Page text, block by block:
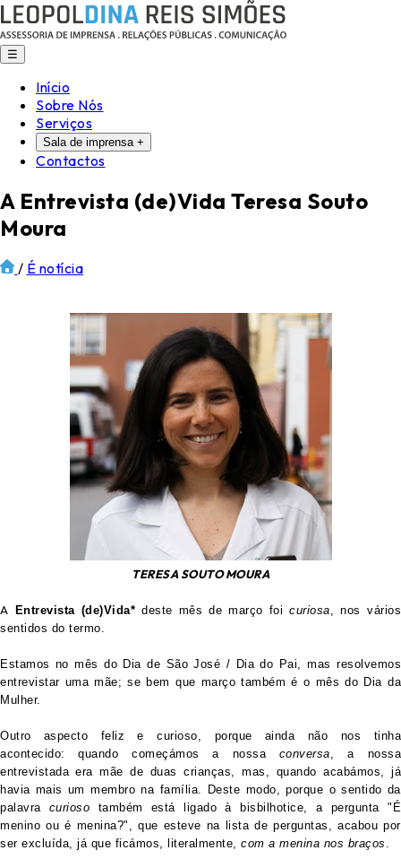
☰
Início
Sobre Nós
Serviços
Sala de imprensa +
Contactos
A Entrevista (de)Vida Teresa Souto
Moura
/ É notícia
TERESA SOUTO MOURA
A Entrevista (de)Vida*deste mês de março foicuriosa , nos vários
sentidos do termo.
Estamos no mês do Dia de São José / Dia do Pai, mas resolvemos
entrevistar uma mãe; se bem que março também é o mês do Dia da
Mulher.
Outro aspecto feliz e curioso, porque ainda não nos tinha
acontecido: quando começámos a nossa conversa , a nossa
entrevistada era mãe de duas crianças, mas, quando acabámos, já
havia mais um membro na família. Deste modo, porque o sentido da
palavra curioso também está ligado à bisbilhotice, a pergunta "É
menino ou é menina?", que esteve na lista de perguntas, acabou por
ser excluída, já que ficámos, literalmente, com a menina nos braços